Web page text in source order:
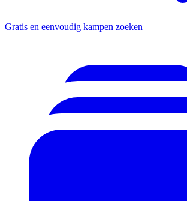
Gratis en eenvoudig kampen zoeken